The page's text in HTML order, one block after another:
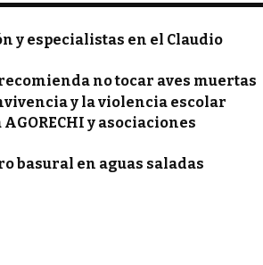
y especialistas en el Claudio
no tocar aves muertas
y la violencia escolar
y asociaciones
basural en aguas saladas